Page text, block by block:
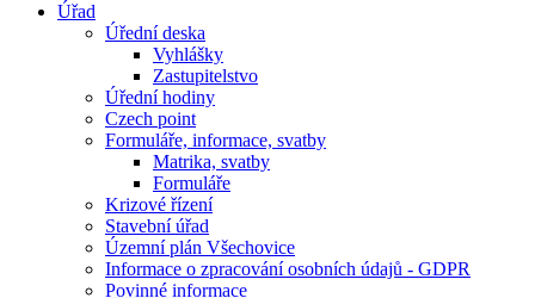
Úřad
Úřední deska
Vyhlášky
Zastupitelstvo
Úřední hodiny
Czech point
Formuláře, informace, svatby
Matrika, svatby
Formuláře
Krizové řízení
Stavební úřad
Územní plán Všechovice
Informace o zpracování osobních údajů - GDPR
Povinné informace